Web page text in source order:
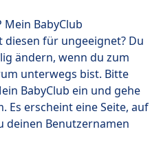
Mein BabyClub
für ungeeignet? Du
ändern, wenn du zum
unterwegs bist. Bitte
BabyClub ein und gehe
Es erscheint eine Seite, auf
Benutzernamen